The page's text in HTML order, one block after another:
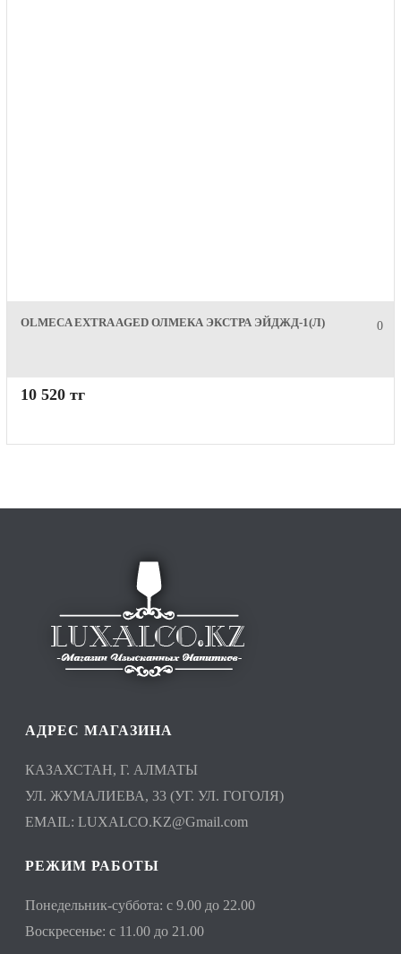
0
OLMECA EXTRA AGED ОЛМЕКА ЭКСТРА ЭЙДЖД-1(Л)
10 520 тг
АДРЕС МАГАЗИНА
КАЗАХСТАН, Г. АЛМАТЫ
УЛ. ЖУМАЛИЕВА, 33 (УГ. УЛ. ГОГОЛЯ)
EMAIL:LUXALCO.KZ@Gmail.com
РЕЖИМ РАБОТЫ
Понедельник-суббота: с 9.00 до 22.00
Воскресенье: с 11.00 до 21.00